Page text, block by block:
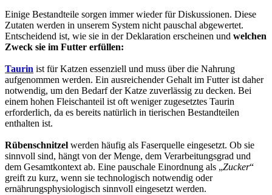
Einige Bestandteile sorgen immer wieder für Diskussionen. Diese
Zutaten werden in unserem System nicht pauschal abgewertet.
Entscheidend ist, wie sie in der Deklaration erscheinen und welchen
Zweck sie im Futter erfüllen:
Taurin ist für Katzen essenziell und muss über die Nahrung
aufgenommen werden. Ein ausreichender Gehalt im Futter ist daher
notwendig, um den Bedarf der Katze zuverlässig zu decken. Bei
einem hohen Fleischanteil ist oft weniger zugesetztes Taurin
erforderlich, da es bereits natürlich in tierischen Bestandteilen
enthalten ist.
Rübenschnitzel werden häufig als Faserquelle eingesetzt. Ob sie
sinnvoll sind, hängt von der Menge, dem Verarbeitungsgrad und
dem Gesamtkontext ab. Eine pauschale Einordnung als „Zucker“
greift zu kurz, wenn sie technologisch notwendig oder
ernährungsphysiologisch sinnvoll eingesetzt werden.